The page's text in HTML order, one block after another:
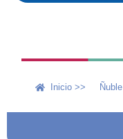
Inicio >> Ñuble